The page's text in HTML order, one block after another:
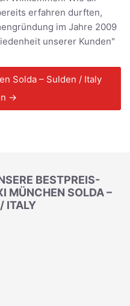
erfahren durften,
im Jahre 2009
unserer Kunden"
Solda – Sulden / Italy
→
BESTPREIS-
MÜNCHEN SOLDA –
ITALY